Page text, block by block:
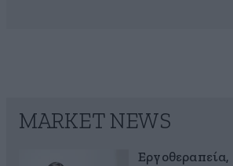
MARKET NEWS
Εργοθεραπεία,